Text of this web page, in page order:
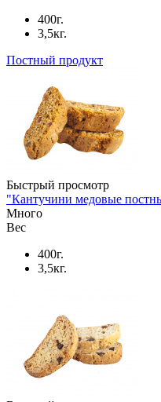
400г.
3,5кг.
Постный продукт
Быстрый просмотр
"Кантучини медовые
Много
Вес
400г.
3,5кг.